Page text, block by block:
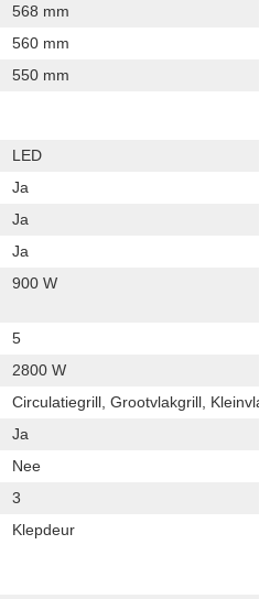
568 mm
560 mm
550 mm
LED
Ja
Ja
Ja
900 W
5
2800 W
Circulatiegrill, Grootvlakgrill,
Ja
Nee
3
Klepdeur